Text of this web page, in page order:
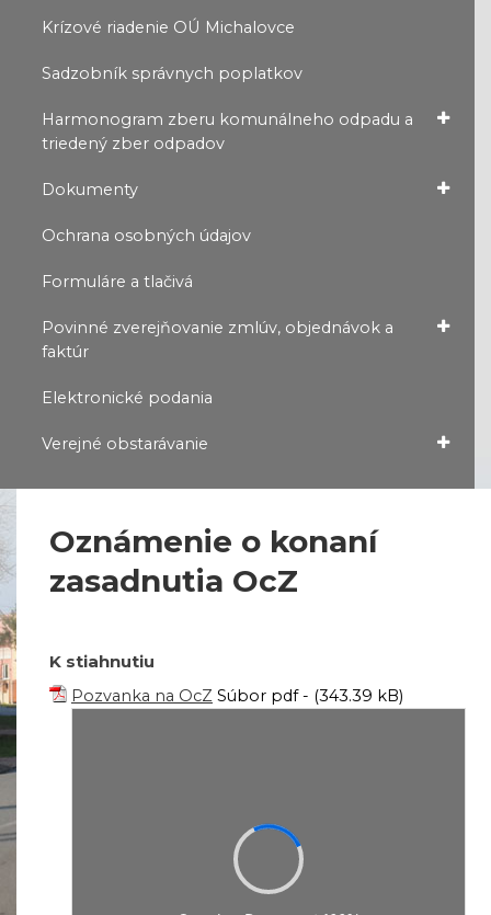
Krízové riadenie OÚ Michalovce
Sadzobník správnych poplatkov
Harmonogram zberu komunálneho odpadu a
triedený zber odpadov
Dokumenty
Ochrana osobných údajov
Formuláre a tlačivá
Povinné zverejňovanie zmlúv, objednávok a
faktúr
Elektronické podania
Verejné obstarávanie
Oznámenie o konaní
zasadnutia OcZ
K stiahnutiu
Pozvanka na OcZ Súbor pdf - (343.39 kB)